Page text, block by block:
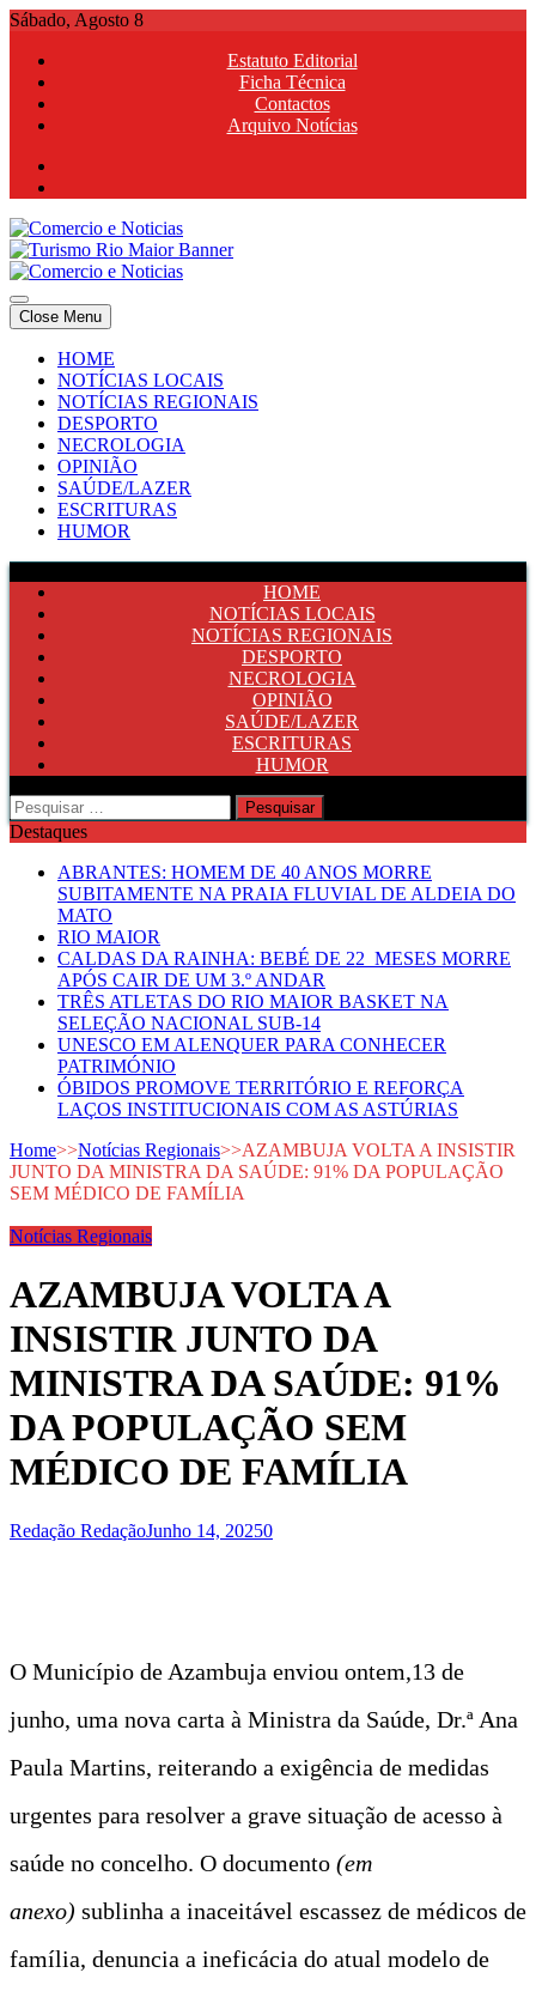
Skip
content
Sábado, Agosto 8
Estatuto Editorial
Ficha Técnica
Contactos
Arquivo Notícias
Comercio e Noticias
Notícias e Publicidade Online
Comercio e Noticias
Notícias e Publicidade Online
Close Menu
HOME
NOTÍCIAS LOCAIS
NOTÍCIAS REGIONAIS
DESPORTO
NECROLOGIA
OPINIÃO
SAÚDE/LAZER
ESCRITURAS
HUMOR
HOME
NOTÍCIAS LOCAIS
NOTÍCIAS REGIONAIS
DESPORTO
NECROLOGIA
OPINIÃO
SAÚDE/LAZER
ESCRITURAS
HUMOR
Pesquisar
por:
Destaques
ABRANTES: HOMEM DE 40 ANOS MORRE
SUBITAMENTE NA PRAIA FLUVIAL DE ALDEIA DO
MATO
RIO MAIOR
CALDAS DA RAINHA: BEBÉ DE 22 MESES MORRE
APÓS CAIR DE UM 3.º ANDAR
TRÊS ATLETAS DO RIO MAIOR BASKET NA
SELEÇÃO NACIONAL SUB-14
UNESCO EM ALENQUER PARA CONHECER
PATRIMÓNIO
ÓBIDOS PROMOVE TERRITÓRIO E REFORÇA
LAÇOS INSTITUCIONAIS COM AS ASTÚRIAS
Home>>Notícias Regionais>>AZAMBUJA VOLTA A INSISTIR
JUNTO DA MINISTRA DA SAÚDE: 91% DA POPULAÇÃO
SEM MÉDICO DE FAMÍLIA
Notícias Regionais
AZAMBUJA VOLTA A
INSISTIR JUNTO DA
MINISTRA DA SAÚDE: 91%
DA POPULAÇÃO SEM
MÉDICO DE FAMÍLIA
Redação RedaçãoJunho 14, 20250
O Município de Azambuja enviou ontem,13 de
junho, uma nova carta à Ministra da Saúde, Dr.ª Ana
Paula Martins, reiterando a exigência de medidas
urgentes para resolver a grave situação de acesso à
saúde no concelho. O documento (em
anexo) sublinha a inaceitável escassez de médicos de
família, denuncia a ineficácia do atual modelo de